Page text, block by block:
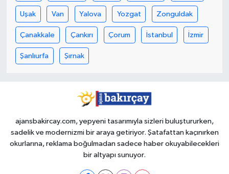
Uşak Van Yalova Yozgat Zonguldak
Çanakkale Çankırı Çorum İstanbul İzmir
Şanlıurfa Şırnak
ajansbakircay.com, yepyeni tasarımıyla sizleri buluştururken,
sadelik ve modernizmi bir araya getiriyor. Şatafattan kaçınırken
okurlarına, reklama boğulmadan sadece haber okuyabilecekleri
bir altyapı sunuyor.